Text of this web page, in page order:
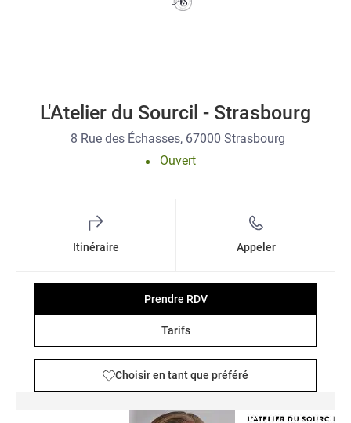
L'Atelier du Sourcil - Strasbourg
8 Rue des Échasses, 67000 Strasbourg
Ouvert
Itinéraire Appeler
Prendre RDV
Tarifs
Choisir en tant que préféré